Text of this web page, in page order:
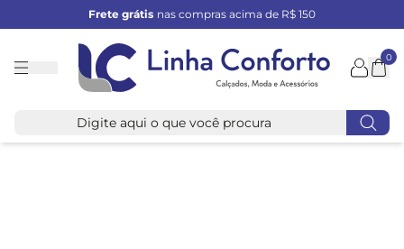
Frete grátis nas compras acima de R$ 150
Linha
0